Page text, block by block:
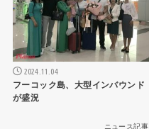
2024.11.04
フーコック島、大型インバウンド
が盛況
ニュース記事